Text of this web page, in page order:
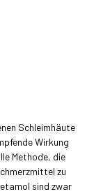
Schleimhäute
Wirkung
Methode, die
zu
sind zwar